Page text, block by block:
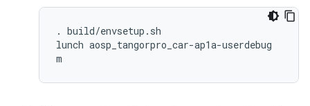
. build/envsetup.sh
lunch aosp_tangorpro_car-ap1a-userdebug
m